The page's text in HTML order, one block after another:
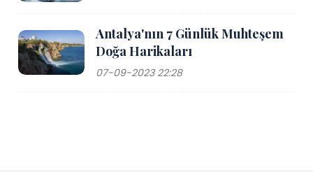
Antalya'nın 7 Günlük Muhteşem
Doğa Harikaları
07-09-2023 22:28